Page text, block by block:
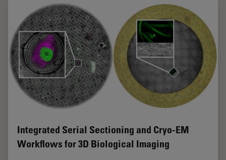
Integrated Serial Sectioning and Cryo-EM
Workflows for 3D Biological Imaging